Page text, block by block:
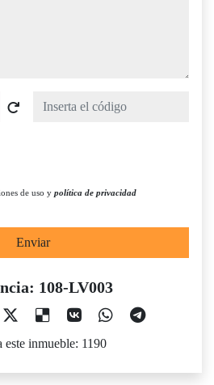
de uso y política de privacidad
Enviar
108-LV003
este inmueble: 1190